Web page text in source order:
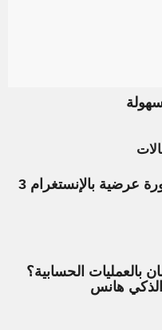
كيفية عمل صورة عرضية بالإنستغرام 3
بالعمليات الحسابية؟
هانس